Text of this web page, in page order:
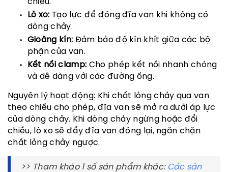
chiều.
Lò xo: Tạo lực để đóng đĩa van khi không có
dòng chảy.
Gioăng kín: Đảm bảo độ kín khít giữa các bộ
phận của van.
Kết nối clamp: Cho phép kết nối nhanh chóng
và dễ dàng với các đường ống.
Nguyên lý hoạt động: Khi chất lỏng chảy qua van
theo chiều cho phép, đĩa van sẽ mở ra dưới áp lực
của dòng chảy. Khi dòng chảy ngừng hoặc đổi
chiều, lò xo sẽ đẩy đĩa van đóng lại, ngăn chặn
chất lỏng chảy ngược.
>> Tham khảo 1 số sản phẩm khác: Các sản